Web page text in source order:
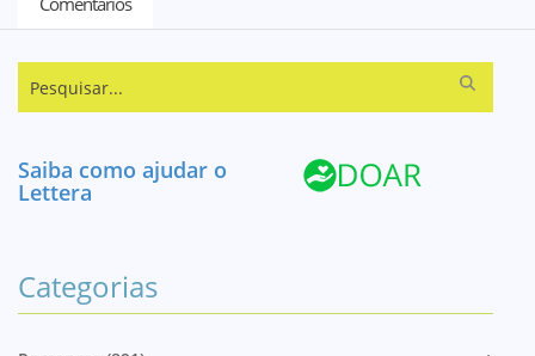
Saiba como ajudar o
Lettera
Categorias